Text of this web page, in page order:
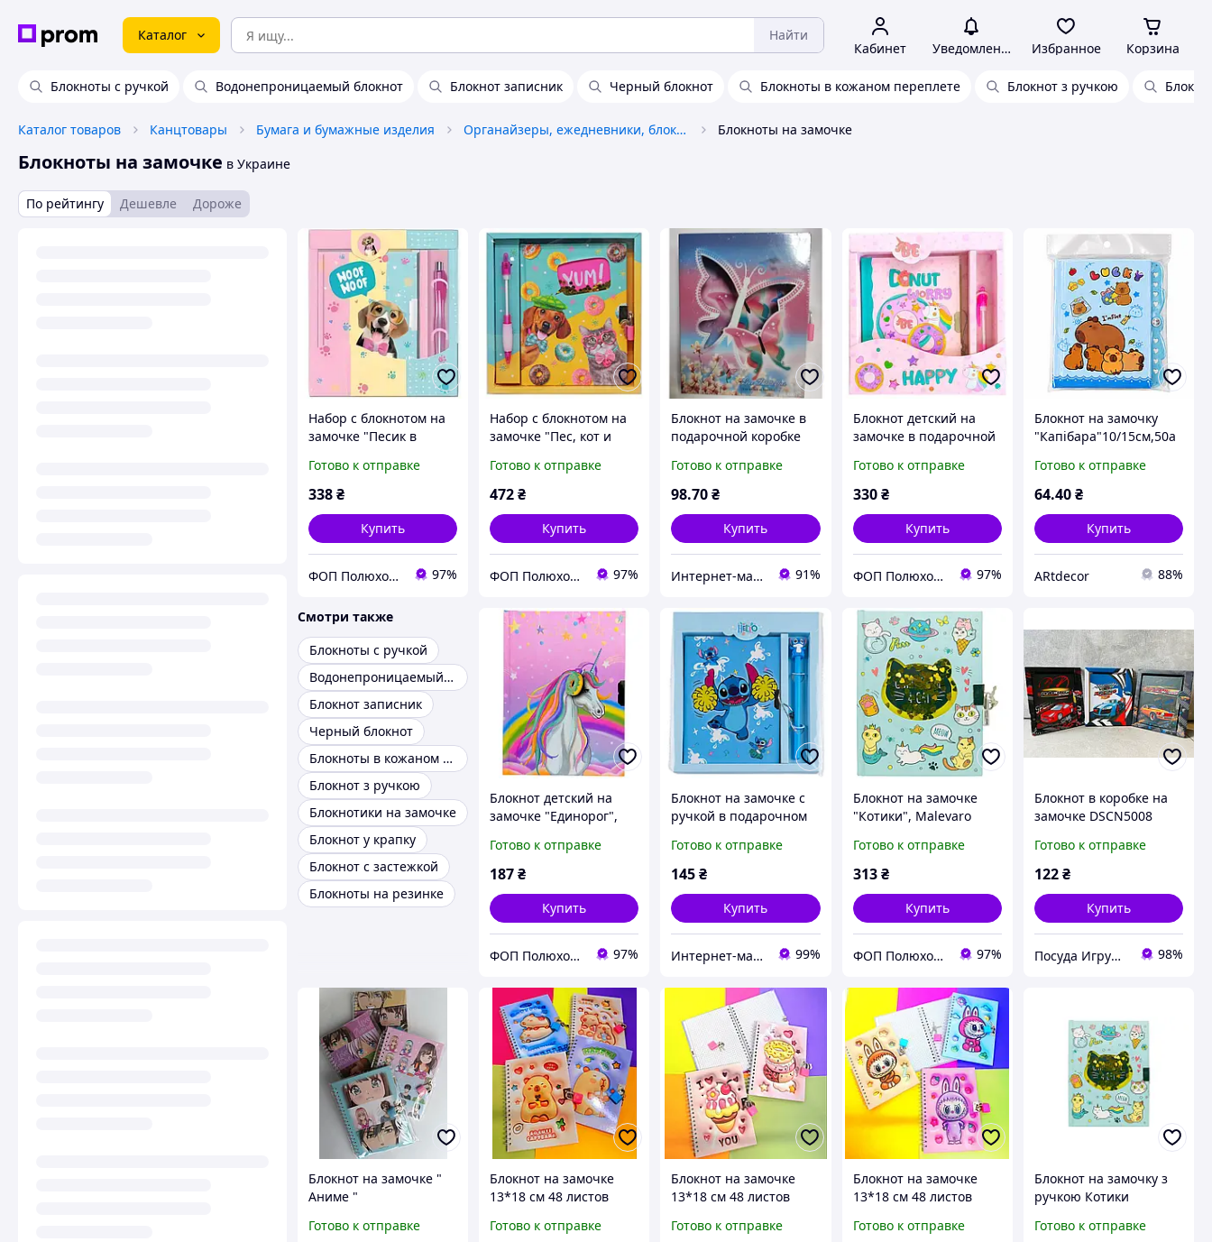
Каталог Найти
Кабинет Уведомления Избранное Корзина
Блокноты с ручкой Водонепроницаемый блокнот Блокнот записник Черный блокнот Блокноты в кожаном переплете Блокнот з ручкою
Каталог товаров Канцтовары Бумага и бумажные изделия Органайзеры, ежедневники, блокноты Блокноты на замочке
Блокноты на замочке в Украине
По рейтингу Дешевле Дороже
Набор с блокнотом на
замочке "Песик в
Готово к отправке
338₴
Купить
ФОП Полюхович Л.Г. 97%
Набор с блокнотом на
замочке "Пес, кот и
Готово к отправке
472₴
Купить
ФОП Полюхович Л.Г. 97%
Блокнот на замочке в
подарочной коробке
Бабочки
Готово к отправке
98.70₴
Купить
Интернет-магазин Хеппи Маркет 91%
Блокнот детский на
замочке в подарочной
"Пончики",
195x210х20mm, 70g, 56
Готово к отправке
330 ₴
Купить
ФОП Полюхович Л.Г. 97%
Блокнот на замочку
"Капібара"10/15см,50а
Готово к отправке
64.40₴
Купить
ARtdecor 88%
Смотри также
Блокноты с ручкой
Водонепроницаемый блокнот
Блокнот записник
Черный блокнот
Блокноты в кожаном переплете
Блокнот з ручкою
Блокнотики на замочке
Блокнот у крапку
Блокнот с застежкой
Блокноты на резинке
Блокнот детский на
замочке "Единорог",
Mic
Готово к отправке
187₴
Купить
ФОП Полюхович Л.Г. 97%
Блокнот на замочке с
ручкой в подарочном
Стич с желтыми
помпонами
Готово к отправке
145₴
Купить
Интернет-магазин подарков "Милота" 99%
Блокнот на замочке
"Котики", Malevaro
Готово к отправке
313 ₴
Купить
ФОП Полюхович Л.Г. 97%
Блокнот в коробке на
замочке DSCN5008
Готово к отправке
122₴
Купить
Посуда Игрушки Канцелярия Творчество Для Всей Семьи 98%
Блокнот на замочке "
Аниме "
Готово к отправке
Блокнот на замочке
13*18 см 48 листов
Готово к отправке
Блокнот на замочке
13*18 см 48 листов
Готово к отправке
Блокнот на замочке
13*18 см 48 листов
Готово к отправке
Блокнот на замочку з
ручкою Котики
70g, 56 л
Готово к отправке